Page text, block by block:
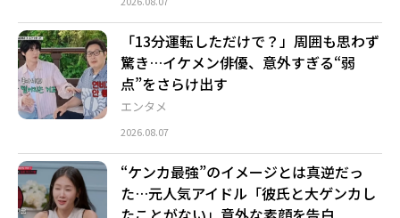
エンタメ
「13分運転しただけで？」周囲も思わず
驚き…イケメン俳優、意外すぎる“弱
点”をさらけ出す
2026.08.07
“ケンカ最強”のイメージとは真逆だっ
た…元人気アイドル「彼氏と大ゲンカし